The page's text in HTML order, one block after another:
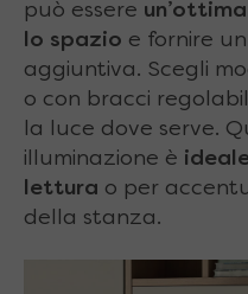
può essere
lo spazio e fornire
aggiuntiva. Scegli
o con bracci
la luce dove serve.
illuminazione è
lettura o per
della stanza.